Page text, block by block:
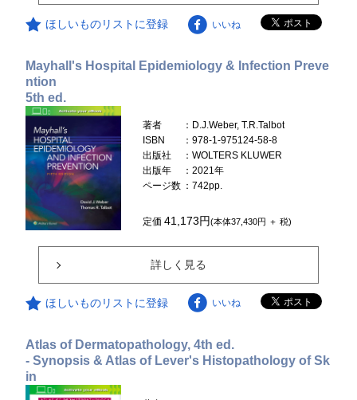
ほしいものリストに登録 いいね
Mayhall's Hospital Epidemiology & Infection Preve
ntion
5th ed.
著者
：D.J.Weber, T.R.Talbot
ISBN
：978-1-975124-58-8
出版社
：WOLTERS KLUWER
出版年
：2021年
ページ数 ：742pp.
定価41,173円(本体37,430円 ＋ 税)
詳しく見る
ほしいものリストに登録 いいね
Atlas of Dermatopathology, 4th ed.
- Synopsis & Atlas of Lever's Histopathology of Sk
in